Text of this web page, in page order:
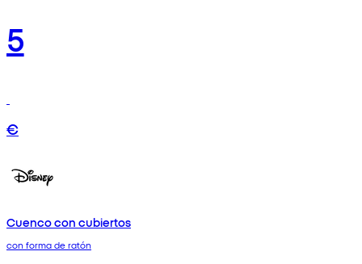
5
€
Cuenco con cubiertos
con forma de ratón